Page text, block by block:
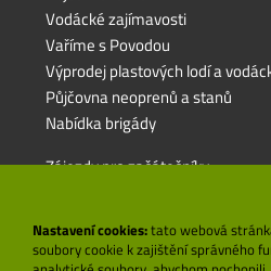
Vodácké zajímavosti
Vaříme s Povodou
Výprodej plastových lodí a
Půjčovna neoprenů a stanů
Nabídka brigády
Zájezdy pro začátečníky
Zájezdy pro pokročilé
Nastavení cookies:tato webová
soubory cookie k zajištění správného